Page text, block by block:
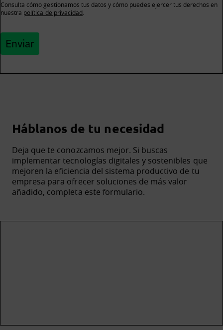
Consulta cómo gestionamos tus datos y cómo puedes ejercer tus derechos en
nuestra política de privacidad.
Enviar
Háblanos de tu necesidad
Deja que te conozcamos mejor. Si buscas
implementar tecnologías digitales y sostenibles que
mejoren la eficiencia del sistema productivo de tu
empresa para ofrecer soluciones de más valor
añadido, completa este formulario.